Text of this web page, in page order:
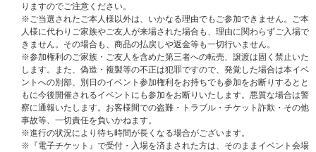
第2回応募
＜応募期間＞
2026年7月10日(金)10:00 ～ 2026年7月17日(金)9:59
＜当落発表＞
2026年7月22日(水)20:00以降順次
第3回応募
＜応募期間＞
2026年7月17日(金)10:00～ 2026年7月28日(火)9:59
＜当落発表＞
2026年7月31日(金)20:00以降順次
その他の機器を使用して撮影することはできませんのでご了承ください。
※いかなる撮影用補助機材(望遠レンズや三脚含め)も使用できません。
※撮影の際に後方の方の視界を遮るなど、ほかのお客様のご迷惑になるよう
な行為は禁止となります。
＜応募対象期間＞
2026年6月26日(金)18:00 ～ 2026年6月30日(火)23:59
[当選発表：2026年7月7日(火)20:00以降順次]
※応募対象期間内に下記のイベント応募対象商品をご予約、ご購入くださ
い｡
※上記応募対象期間以外はイベント応募対象商品をご予約、ご購入いただけ
りますのでご注意ください。
※ご当選されたご本人様以外は、いかなる理由でもご参加できません。ご本
人様に代わりご家族やご友人が来場された場合も、理由に関わらずご入場で
きません。その場合も、商品の払戻しや返金等も一切行いません。
※参加権利のご家族・ご友人を含めた第三者への転売、譲渡は固く禁止いた
します。また、偽造・複製等の不正は犯罪ですので、発覚した場合は本イベ
ントへの別部、別日のイベント参加権利をお持ちでも参加をお断りするとと
もに今後開催されるイベントにも参加をお断りいたします。悪質な場合は警
察に通報いたします。お客様間での盗難・トラブル・チケット詐欺・その他
事故等、一切責任を負いかねます。
※進行の状況により待ち時間が長くなる場合がございます。
※『電子チケット』で受付・入場を済まされた方は、そのままイベント会場